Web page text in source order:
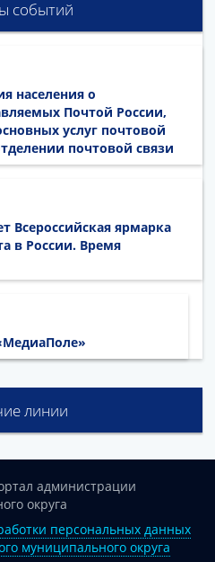
событий
населения о
Почтой России,
услуг почтовой
почтовой связи
Всероссийская ярмарка
в России. Время
линии
администрации
округа
персональных данных
муниципального округа